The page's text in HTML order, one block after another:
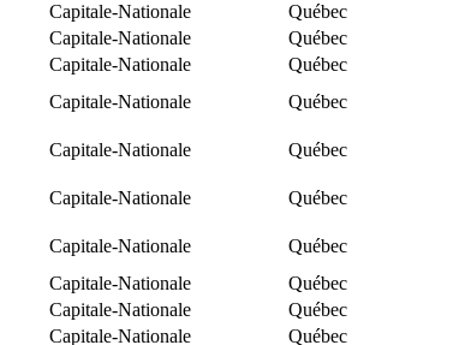
Capitale-Nationale
Québec
Capitale-Nationale
Québec
Capitale-Nationale
Québec
Capitale-Nationale
Québec
Capitale-Nationale
Québec
Capitale-Nationale
Québec
Capitale-Nationale
Québec
Capitale-Nationale
Québec
Capitale-Nationale
Québec
Capitale-Nationale Québec